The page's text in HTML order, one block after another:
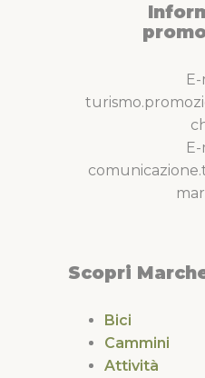
Scopri
Bici
Cammini
Attività